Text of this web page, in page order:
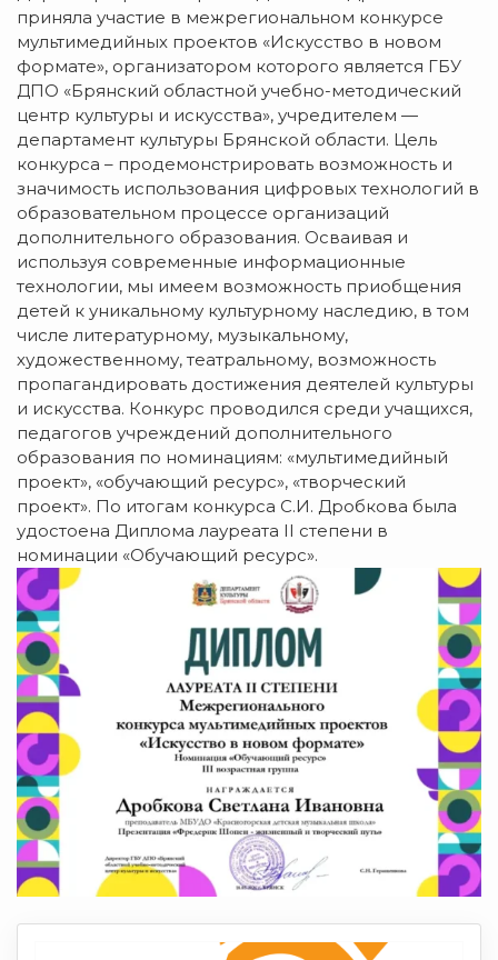
приняла участие в межрегиональном конкурсе
мультимедийных проектов «Искусство в новом
формате», организатором которого является ГБУ
ДПО «Брянский областной учебно-методический
центр культуры и искусства», учредителем —
департамент культуры Брянской области. Цель
конкурса – продемонстрировать возможность и
значимость использования цифровых технологий в
образовательном процессе организаций
дополнительного образования. Осваивая и
используя современные информационные
технологии, мы имеем возможность приобщения
детей к уникальному культурному наследию, в том
числе литературному, музыкальному,
художественному, театральному, возможность
пропагандировать достижения деятелей культуры
и искусства. Конкурс проводился среди учащихся,
педагогов учреждений дополнительного
образования по номинациям: «мультимедийный
проект», «обучающий ресурс», «творческий
проект». По итогам конкурса С.И. Дробкова была
удостоена Диплома лауреата II степени в
номинации «Обучающий ресурс».